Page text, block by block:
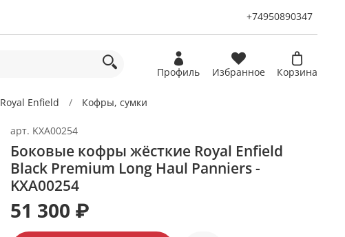
+74950890347
Профиль Избранное Корзина
Royal Enfield Кофры, сумки
арт. KXA00254
Боковые кофры жёсткие Royal Enfield
Black Premium Long Haul Panniers -
KXA00254
51 300 ₽